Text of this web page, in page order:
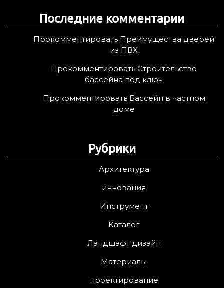
Последние комментарии
Прокомментировать Преимущества дверей
из ПВХ
Прокомментировать Строительство
бассейна под ключ
Прокомментировать Бассейн в частном
доме
Рубрики
Архитектура
инновация
Инструмент
Каталог
Ландшафт дизайн
Материалы
проектирование